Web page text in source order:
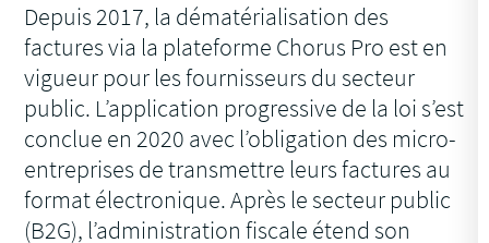
Depuis 2017, la dématérialisation des
factures via la plateforme Chorus Pro est en
vigueur pour les fournisseurs du secteur
public. L’application progressive de la loi s’est
conclue en 2020 avec l’obligation des micro-
entreprises de transmettre leurs factures au
format électronique. Après le secteur public
(B2G), l’administration fiscale étend son